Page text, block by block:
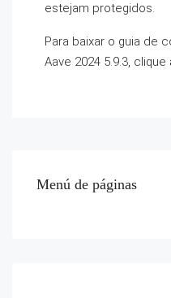
estejam protegidos.
Para baixar o guia de
Aave 2024 5.9.3, clique
Menú de páginas